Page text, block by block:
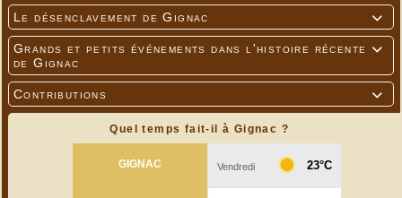

Le désenclavement de Gignac

Grands et petits événements dans l'histoire récente
de Gignac

Contributions
Quel temps fait-il à Gignac ?